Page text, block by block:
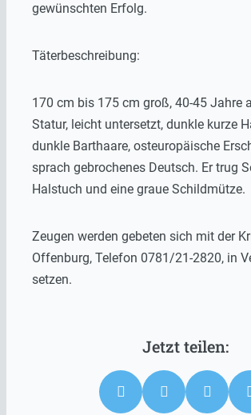
gewünschten Erfolg.
Täterbeschreibung:
170 cm bis 175 cm groß, 40-45 Jahre
Statur, leicht untersetzt, dunkle kurze
dunkle Barthaare, osteuropäische
sprach gebrochenes Deutsch. Er trug
Halstuch und eine graue Schildmütze.
Zeugen werden gebeten sich mit der
Offenburg, Telefon 0781/21-2820, in
setzen.